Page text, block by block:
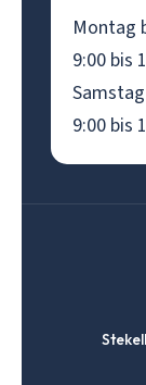
Montag
9:00 bis
Samstag
9:00 bis